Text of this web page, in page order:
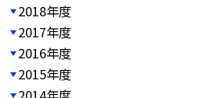
2018年度
2017年度
2016年度
2015年度